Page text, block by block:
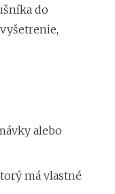
do
alebo
má vlastné